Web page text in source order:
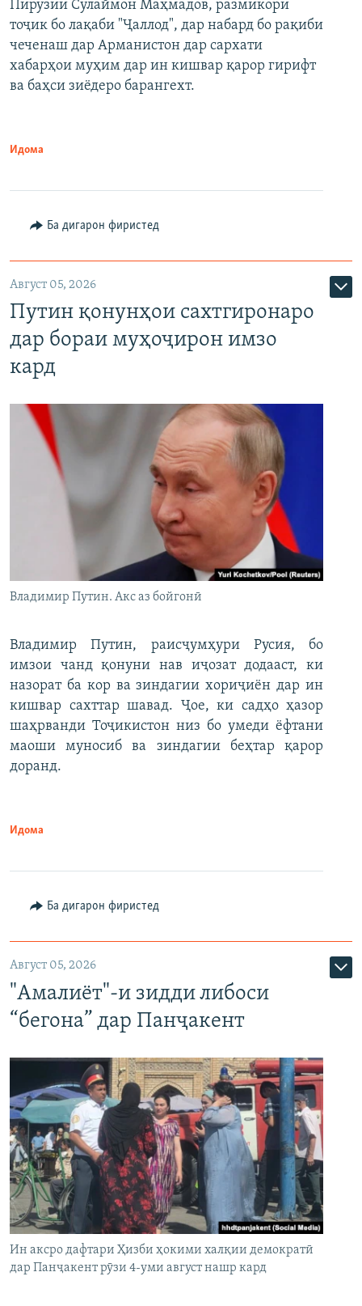
Auto 240p 360p 480p
720p 1080p
360p
480p
Пирӯзии Сулаймон Маҳмадов, размикори
тоҷик бо лақаби "Ҷаллод", дар набард бо рақиби
чеченаш дар Арманистон дар сархати
хабарҳои муҳим дар ин кишвар қарор гирифт
ва баҳси зиёдеро барангехт.
Идома
Ба дигарон фиристед
Август 05, 2026
Путин қонунҳои сахтгиронаро
дар бораи муҳоҷирон имзо
кард
Владимир Путин. Акс аз бойгонӣ
Владимир Путин, раисҷумҳури Русия, бо
имзои чанд қонуни нав иҷозат додааст, ки
назорат ба кор ва зиндагии хориҷиён дар ин
кишвар сахттар шавад. Ҷое, ки садҳо ҳазор
шаҳрванди Тоҷикистон низ бо умеди ёфтани
маоши муносиб ва зиндагии беҳтар қарор
доранд.
Идома
Ба дигарон фиристед
Август 05, 2026
"Амалиёт"-и зидди либоси
“бегона” дар Панҷакент
Ин аксро дафтари Ҳизби ҳокими халқии демократӣ
дар Панҷакент рӯзи 4-уми август нашр кард